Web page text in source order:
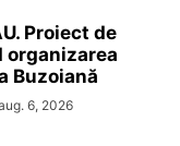
Proiect de
organizarea
Buzoiană
6, 2026